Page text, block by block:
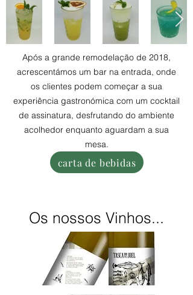
Após a grande remodelação de 2018,
acrescentámos um bar na entrada, onde
os clientes podem começar a sua
experiência gastronómica com um cocktail
de assinatura, desfrutando do ambiente
acolhedor enquanto aguardam a sua
mesa.
carta de bebidas
Os nossos Vinhos...